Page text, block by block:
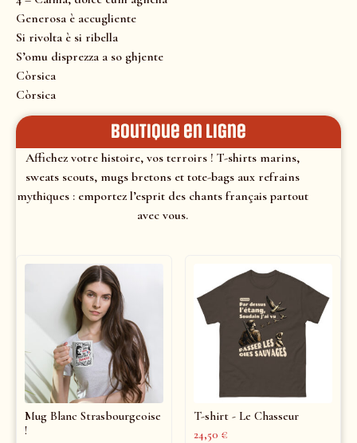
Generosa è accugliente
Si rivolta è si ribella
S’omu disprezza a so ghjente
Còrsica
Còrsica
Boutique en ligne
Affichez votre histoire, vos terroirs ! T-shirts marins,
sweats scouts, mugs bretons et tote-bags aux refrains
mythiques : emportez l’esprit des chants français partout
avec vous.
Mug Blanc Strasbourgeoise
!
T-shirt - Le Chasseur
24,50 €